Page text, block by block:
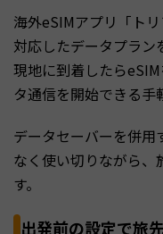
海外eSIMアプリ「ト
対応したデータプラン
現地に到着したら
タ通信を開始できる手
データセーバーを併
なく使い切りながら、
す。
出発前の設定で旅